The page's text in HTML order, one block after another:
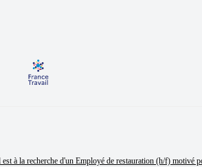
à la recherche d'un Employé de restauration (h/f) motivé